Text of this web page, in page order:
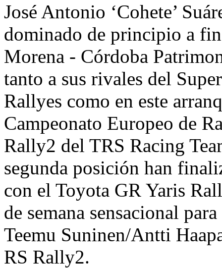
José Antonio ‘Cohete’
dominado de principio a
Morena - Córdoba
tanto a sus rivales del
Rallyes como en este
Campeonato Europeo de
Rally2 del TRS Racing
segunda posición han
con el Toyota GR Yaris
de semana sensacional
Teemu Suninen/Antti
RS Rally2.